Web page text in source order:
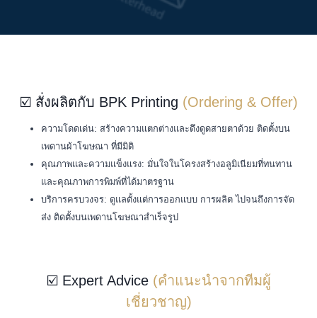
☑️ สั่งผลิตกับ BPK Printing (Ordering & Offer)
ความโดดเด่น: สร้างความแตกต่างและดึงดูดสายตาด้วย ติดตั้งบน
เพดานผ้าโฆษณา ที่มีมิติ
คุณภาพและความแข็งแรง: มั่นใจในโครงสร้างอลูมิเนียมที่ทนทาน
และคุณภาพการพิมพ์ที่ได้มาตรฐาน
บริการครบวงจร: ดูแลตั้งแต่การออกแบบ การผลิต ไปจนถึงการจัด
ส่ง ติดตั้งบนเพดานโฆษณาสำเร็จรูป
☑️ Expert Advice (คำแนะนำจากทีมผู้
เชี่ยวชาญ)